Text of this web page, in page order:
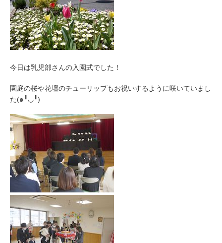
今日は乳児部さんの入園式でした！
園庭の桜や花壇のチューリップもお祝いするように咲いていまし
た(๑╹◡╹)